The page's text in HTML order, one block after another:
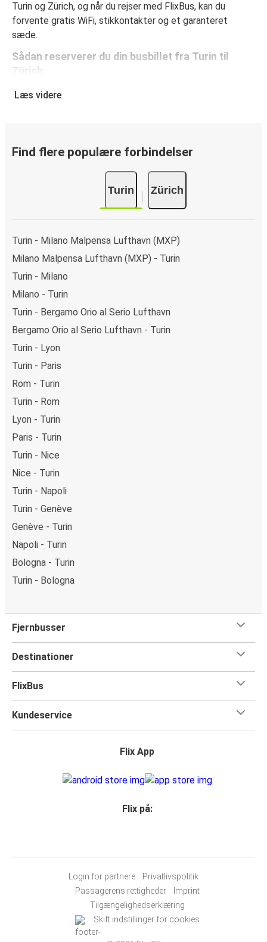
Turin og Zürich, og når du rejser med FlixBus, kan du
forvente gratis WiFi, stikkontakter og et garanteret
sæde.
Sådan reserverer du din busbillet fra Turin til
Zürich
Det er virkelig nemt at reserverer en billet hos FlixBus: på
sikre onlinebetalingsmetoder som kreditkort, Paypal,
Læs videre
Find flere populære forbindelser
Turin Zürich
Turin - Milano Malpensa Lufthavn (MXP)
Milano Malpensa Lufthavn (MXP) - Turin
Turin - Milano
Milano - Turin
Turin - Bergamo Orio al Serio Lufthavn
Bergamo Orio al Serio Lufthavn - Turin
Turin - Lyon
Turin - Paris
Rom - Turin
Turin - Rom
Lyon - Turin
Paris - Turin
Turin - Nice
Nice - Turin
Turin - Napoli
Turin - Genève
Genève - Turin
Napoli - Turin
Bologna - Turin
Turin - Bologna
Fjernbusser
Destinationer
FlixBus
Kundeservice
Flix App
Flix på:
Login for partnere
Privatlivspolitik
Passagerens rettigheder
Imprint
Tilgængelighedserklæring
Skift indstillinger for cookies